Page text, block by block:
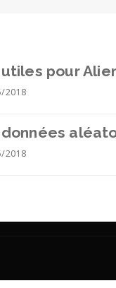
pour
2018
2018